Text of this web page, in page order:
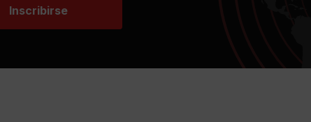
Inscribirse